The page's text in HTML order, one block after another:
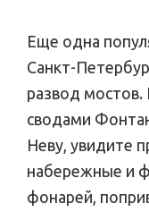
Еще одна
Санкт-
развод
сводами
Неву, увидите
набережные и
фонарей,